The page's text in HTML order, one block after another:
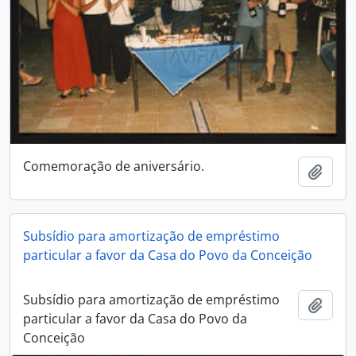
Comemoração de aniversário.
Subsídio para amortização de empréstimo
particular a favor da Casa do Povo da Conceição
Subsídio para amortização de empréstimo
particular a favor da Casa do Povo da
Conceição